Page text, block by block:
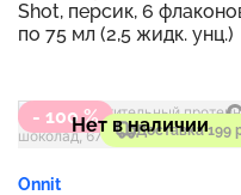
Shot, персик, 6
по 75 мл (2,5 жидк. унц.)
- 100 %
Доставка 199
Нет в наличии
Onnit